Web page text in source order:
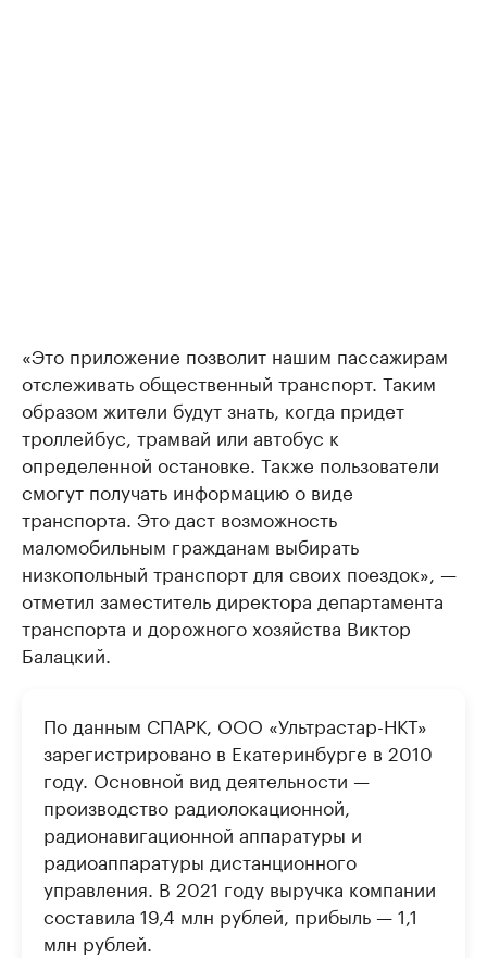
«Это приложение позволит нашим пассажирам
отслеживать общественный транспорт. Таким
образом жители будут знать, когда придет
троллейбус, трамвай или автобус к
определенной остановке. Также пользователи
смогут получать информацию о виде
транспорта. Это даст возможность
маломобильным гражданам выбирать
низкопольный транспорт для своих поездок», —
отметил заместитель директора департамента
транспорта и дорожного хозяйства Виктор
Балацкий.
По данным СПАРК, ООО «Ультрастар-НКТ»
зарегистрировано в Екатеринбурге в 2010
году. Основной вид деятельности —
производство радиолокационной,
радионавигационной аппаратуры и
радиоаппаратуры дистанционного
управления. В 2021 году выручка компании
составила 19,4 млн рублей, прибыль — 1,1
млн рублей.